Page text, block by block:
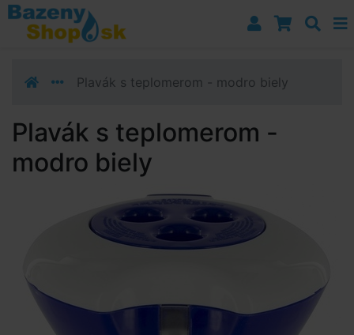
Prejsť k navigácii
Prejsť na obsah
Prejsť k bočnému stĺpci
Plavák s teplomerom - modro biely
Plavák s teplomerom -
modro biely